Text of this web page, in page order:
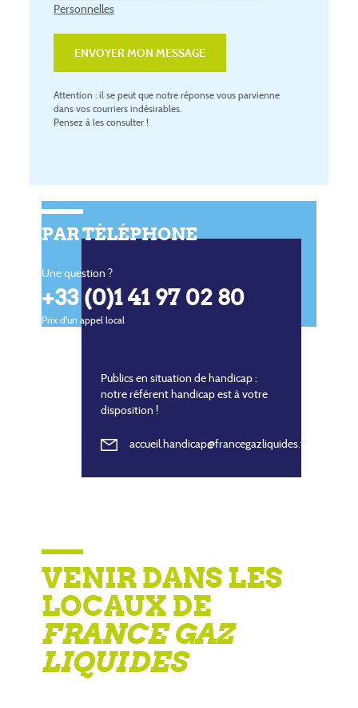
Personnelles
Attention : il se peut que notre réponse vous parvienne
dans vos courriers indésirables.
Pensez à les consulter !
PAR TÉLÉPHONE
Une question ?
+33 (0)1 41 97 02 80
Prix d'un appel local
Publics en situation de handicap :
notre référent handicap est à votre
disposition !
accueil.handicap@francegazliquides.fr
VENIR DANS LES
LOCAUX DE
FRANCE GAZ
LIQUIDES